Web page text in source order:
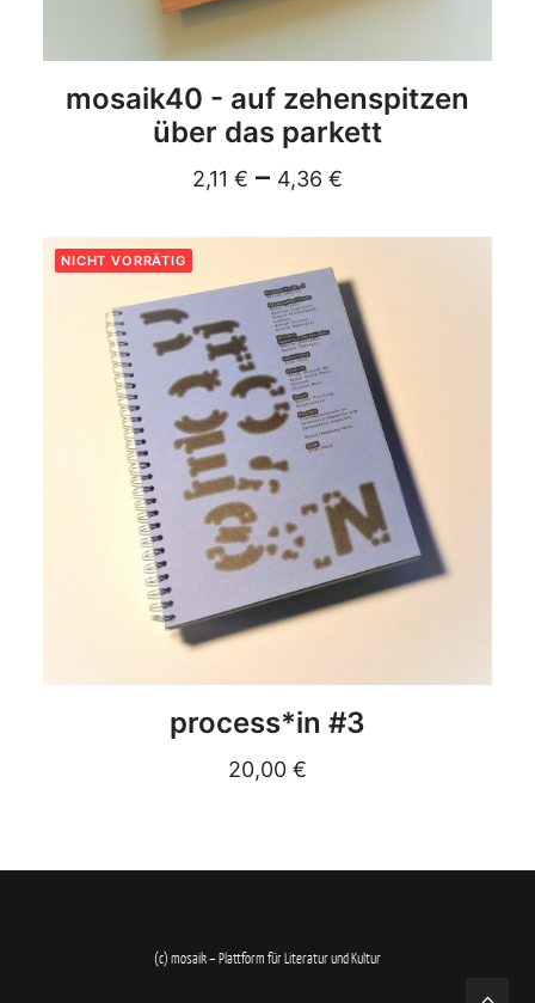
DETAILS
mosaik40 - auf zehenspitzen
über das parkett
2,11 € – 4,36 €
NICHT VORRÄTIG
DETAILS
process*in #3
20,00 €
(c) mosaik – Plattform für Literatur und Kultur